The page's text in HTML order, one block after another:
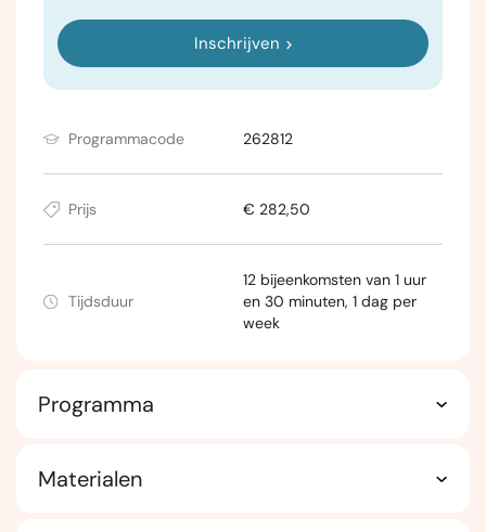
Inschrijven
Programmacode 262812
Prijs € 282,50
Tijdsduur
12 bijeenkomsten van 1 uur
en 30 minuten, 1 dag per
week
Programma
Materialen